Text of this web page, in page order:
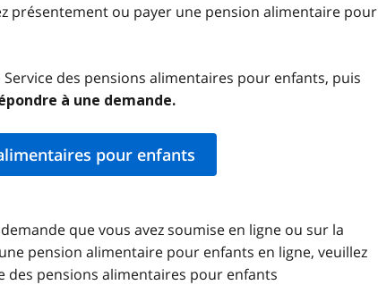
présentement ou payer une pension alimentaire pour
des pensions alimentaires pour enfants, puis
à une demande.
pour enfants
que vous avez soumise en ligne ou sur la
pension alimentaire pour enfants en ligne, veuillez
des pensions alimentaires pour enfants